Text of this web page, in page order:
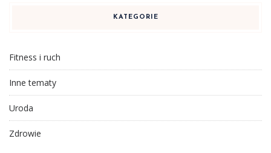
KATEGORIE
Fitness i ruch
Inne tematy
Uroda
Zdrowie